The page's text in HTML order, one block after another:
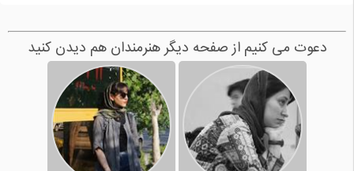
دعوت می کنیم از صفحه دیگر هنرمندان هم دیدن کنید